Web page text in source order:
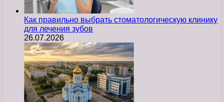
Как правильно выбрать стоматологическую клинику
для лечения зубов
26.07.2026